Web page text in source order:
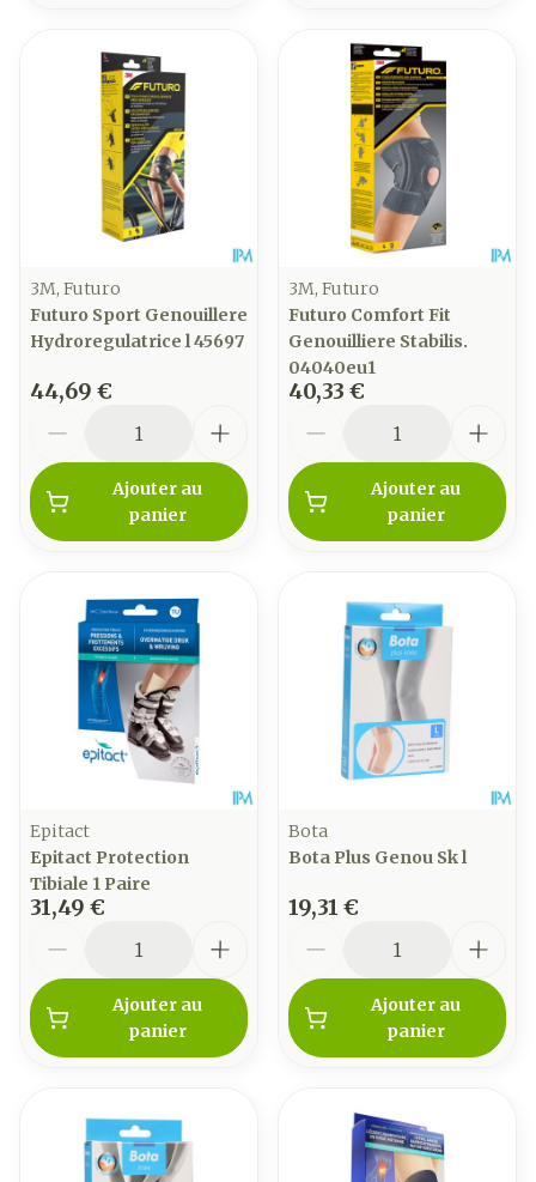
3M, Futuro
Futuro Sport Genouillere
Hydroregulatrice l 45697
44,69 €
Ajouter au
panier
3M, Futuro
Futuro Comfort Fit
Genouilliere Stabilis.
04040eu1
40,33 €
Ajouter au
panier
Epitact
Epitact Protection
Tibiale 1 Paire
31,49 €
Ajouter au
panier
Bota
Bota Plus Genou Sk l
19,31 €
Ajouter au
panier